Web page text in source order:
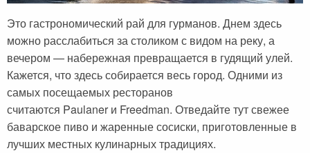
Это гастрономический рай для гурманов. Днем здесь
можно расслабиться за столиком с видом на реку, а
вечером — набережная превращается в гудящий улей.
Кажется, что здесь собирается весь город. Одними из
самых посещаемых ресторанов
считаются Paulaner и Freedman. Отведайте тут свежее
баварское пиво и жаренные сосиски, приготовленные в
лучших местных кулинарных традициях.